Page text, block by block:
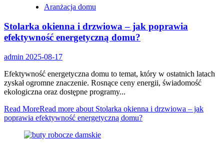
Aranżacja domu
Stolarka okienna i drzwiowa – jak poprawia
efektywność energetyczną domu?
admin 2025-08-17
Efektywność energetyczna domu to temat, który w ostatnich latach
zyskał ogromne znaczenie. Rosnące ceny energii, świadomość
ekologiczna oraz dostępne programy...
Read MoreRead more about Stolarka okienna i drzwiowa – jak
poprawia efektywność energetyczną domu?